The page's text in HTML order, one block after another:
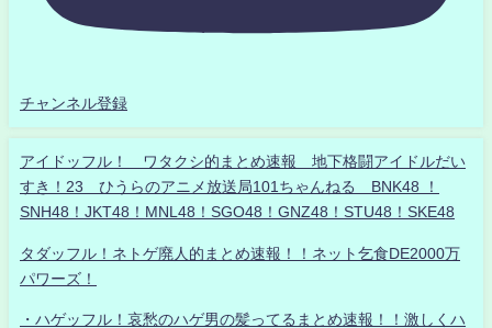
チャンネル登録
アイドッフル！ ワタクシ的まとめ速報 地下格闘アイドルだい
すき！23 ひうらのアニメ放送局101ちゃんねる BNK48 ！
SNH48！JKT48！MNL48！SGO48！GNZ48！STU48！SKE48
タダッフル！ネトゲ廃人的まとめ速報！！ネット乞食DE2000万
パワーズ！
・ハゲッフル！哀愁のハゲ男の髪ってるまとめ速報！！激しくハ